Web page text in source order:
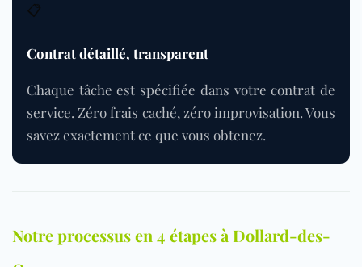
📋
Contrat détaillé, transparent
Chaque tâche est spécifiée dans votre contrat de
service. Zéro frais caché, zéro improvisation. Vous
savez exactement ce que vous obtenez.
Notre processus en 4 étapes à Dollard-des-